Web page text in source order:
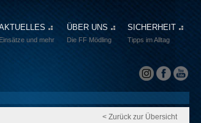
Einsätze und mehr
ÜBER UNS
Die FF Mödling
SICHERHEIT
Tipps im Alltag
< Zurück zur Übersicht